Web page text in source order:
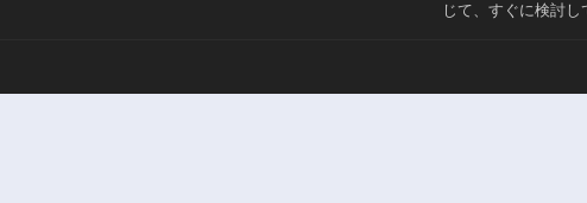
じて、すぐに検討し